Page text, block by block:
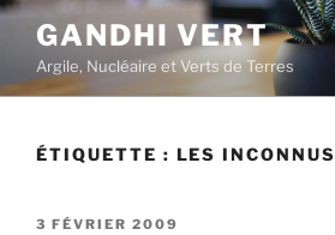
Aller
contenu
principal
GANDHI VERT
Argile, Nucléaire et Verts de Terres
ÉTIQUETTE : LES INCONNUS
PUBLIÉ
3 FÉVRIER 2009